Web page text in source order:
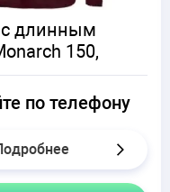
длинным
150,
по телефону